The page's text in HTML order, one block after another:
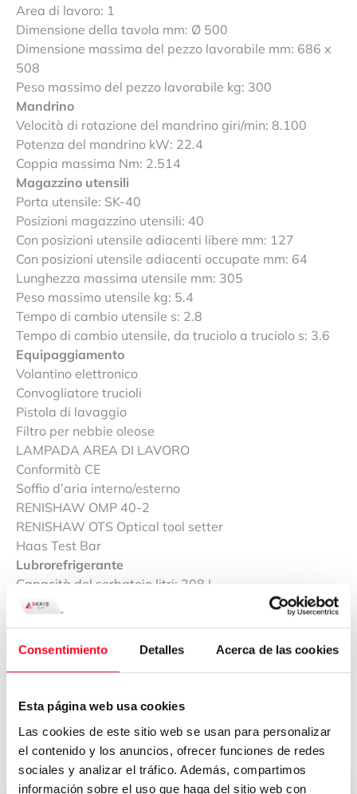
Consentimiento Detalles Acerca de las cookies
Esta página web usa cookies
Las cookies de este sitio web se usan para personalizar
el contenido y los anuncios, ofrecer funciones de redes
sociales y analizar el tráfico. Además, compartimos
información sobre el uso que haga del sitio web con
Area di lavoro: 1
Dimensione della tavola mm: Ø 500
Dimensione massima del pezzo lavorabile mm: 686 x
508
Peso massimo del pezzo lavorabile kg: 300
Mandrino
Velocità di rotazione del mandrino giri/min: 8.100
Potenza del mandrino kW: 22.4
Coppia massima Nm: 2.514
Magazzino utensili
Porta utensile: SK-40
Posizioni magazzino utensili: 40
Con posizioni utensile adiacenti libere mm: 127
Con posizioni utensile adiacenti occupate mm: 64
Lunghezza massima utensile mm: 305
Peso massimo utensile kg: 5.4
Tempo di cambio utensile s: 2.8
Tempo di cambio utensile, da truciolo a truciolo s: 3.6
Equipaggiamento
Volantino elettronico
Convogliatore trucioli
Pistola di lavaggio
Filtro per nebbie oleose
LAMPADA AREA DI LAVORO
Conformità CE
Soffio d’aria interno/esterno
RENISHAW OMP 40-2
RENISHAW OTS Optical tool setter
Haas Test Bar
Lubrorefrigerante
Capacità del serbatoio litri: 208 L
Tempo in lavoro
Dimensioni principali della macchina / peso
Larghezza mm: 2.350
Altezza mm: 2.800
Peso kg: 7.000